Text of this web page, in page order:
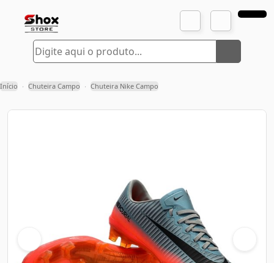
Início › Chuteira Campo › Chuteira Nike Campo